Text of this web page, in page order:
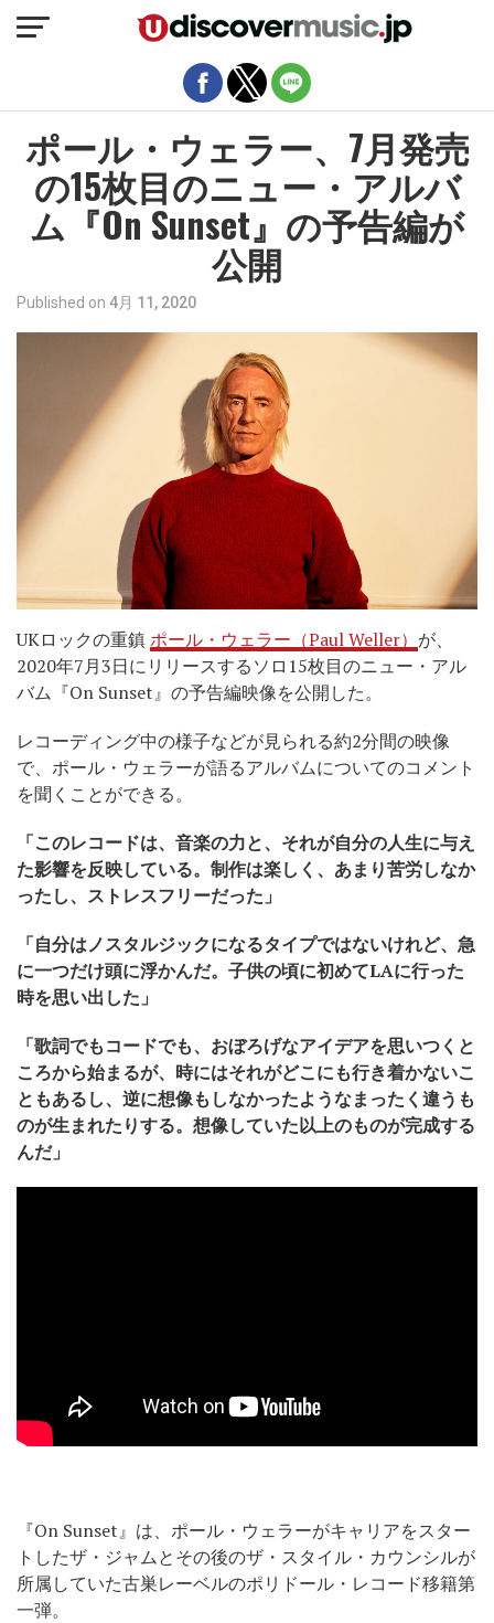
ポール・ウェラー、7月発売
の15枚目のニュー・アルバ
ム『On Sunset』の予告編が
公開
Published on 4月 11, 2020
UKロックの重鎮ポール・ウェラー（Paul Weller） が、
2020年7月3日にリリースするソロ15枚目のニュー・アル
バム『On Sunset』の予告編映像を公開した。
レコーディング中の様子などが見られる約2分間の映像
で、ポール・ウェラーが語るアルバムについてのコメント
を聞くことができる。
「このレコードは、音楽の力と、それが自分の人生に与え
た影響を反映している。制作は楽しく、あまり苦労しなか
ったし、ストレスフリーだった」
「自分はノスタルジックになるタイプではないけれど、急
に一つだけ頭に浮かんだ。子供の頃に初めてLAに行った
時を思い出した」
「歌詞でもコードでも、おぼろげなアイデアを思いつくと
ころから始まるが、時にはそれがどこにも行き着かないこ
ともあるし、逆に想像もしなかったようなまったく違うも
のが生まれたりする。想像していた以上のものが完成する
んだ」
『On Sunset』は、ポール・ウェラーがキャリアをスター
トしたザ・ジャムとその後のザ・スタイル・カウンシルが
所属していた古巣レーベルのポリドール・レコード移籍第
一弾。
モバイルバージョンを終了